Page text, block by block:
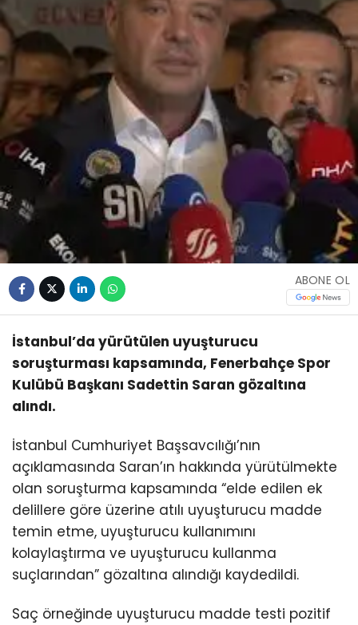
ABONE OL
İstanbul’da yürütülen uyuşturucu
soruşturması kapsamında, Fenerbahçe Spor
Kulübü Başkanı Sadettin Saran gözaltına
alındı.
İstanbul Cumhuriyet Başsavcılığı’nın
açıklamasında Saran’ın hakkında yürütülmekte
olan soruşturma kapsamında “elde edilen ek
delillere göre üzerine atılı uyuşturucu madde
temin etme, uyuşturucu kullanımını
kolaylaştırma ve uyuşturucu kullanma
suçlarından” gözaltına alındığı kaydedildi.
Saç örneğinde uyuşturucu madde testi pozitif